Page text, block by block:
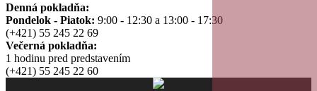
Denná pokladňa:
Pondelok - Piatok: 9:00 - 12:30 a 13:00 - 17:30
(+421) 55 245 22 69
Večerná pokladňa:
1 hodinu pred predstavením
(+421) 55 245 22 60